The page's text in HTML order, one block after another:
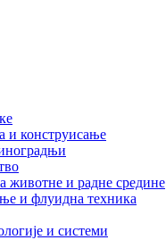
и конструисање
животне и радне средине
и флуидна техника
и системи